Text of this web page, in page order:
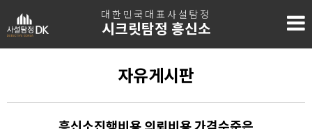
대한민국대표사설탐정
시크릿탐정 흥신소
자유게시판